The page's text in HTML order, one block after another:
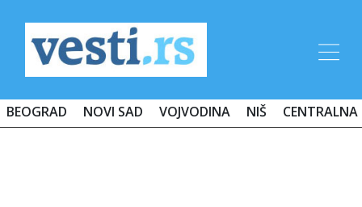
BEOGRAD NOVI SAD VOJVODINA NIŠ CENTRALNA